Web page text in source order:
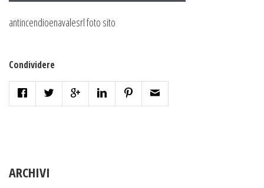
antincendioenavalesrl foto sito
Condividere
ARCHIVI